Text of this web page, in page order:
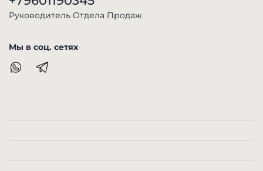
Руководитель Отдела Продаж
Мы в соц. сетях